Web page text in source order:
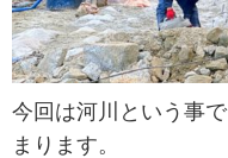
今回は河川という事
まります。